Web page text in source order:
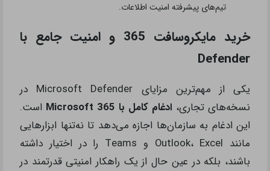
تیم‌های پیشرفته امنیت اطلاعات.
خرید مایکروسافت 365 و امنیت جامع با
Defender
یکی از مهم‌ترین مزایای Microsoft Defender در
نسخه‌های تجاری، ادغام کامل با Microsoft 365
است.
این ادغام به سازمان‌ها اجازه می‌دهد تا نه‌تنها ابزارهایی
مانند Outlook، Excel و Teams را در اختیار داشته
باشند، بلکه در عین حال از یک راهکار امنیتی قدرتمند در